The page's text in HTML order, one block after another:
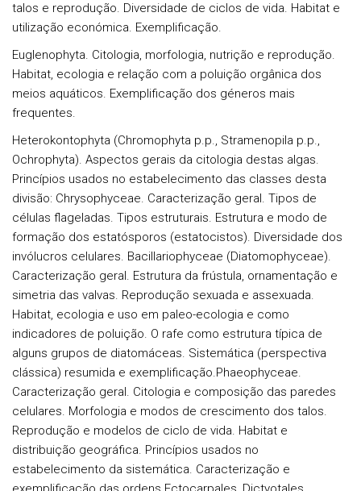
talos e reprodução. Diversidade de ciclos de vida. Habitat e
utilização económica. Exemplificação.
Euglenophyta. Citologia, morfologia, nutrição e reprodução.
Habitat, ecologia e relação com a poluição orgânica dos
meios aquáticos. Exemplificação dos géneros mais
frequentes.
Heterokontophyta (Chromophyta p.p., Stramenopila p.p.,
Ochrophyta). Aspectos gerais da citologia destas algas.
Princípios usados no estabelecimento das classes desta
divisão: Chrysophyceae. Caracterização geral. Tipos de
células flageladas. Tipos estruturais. Estrutura e modo de
formação dos estatósporos (estatocistos). Diversidade dos
invólucros celulares. Bacillariophyceae (Diatomophyceae).
Caracterização geral. Estrutura da frústula, ornamentação e
simetria das valvas. Reprodução sexuada e assexuada.
Habitat, ecologia e uso em paleo-ecologia e como
indicadores de poluição. O rafe como estrutura típica de
alguns grupos de diatomáceas. Sistemática (perspectiva
clássica) resumida e exemplificação.Phaeophyceae.
Caracterização geral. Citologia e composição das paredes
celulares. Morfologia e modos de crescimento dos talos.
Reprodução e modelos de ciclo de vida. Habitat e
distribuição geográfica. Princípios usados no
estabelecimento da sistemática. Caracterização e